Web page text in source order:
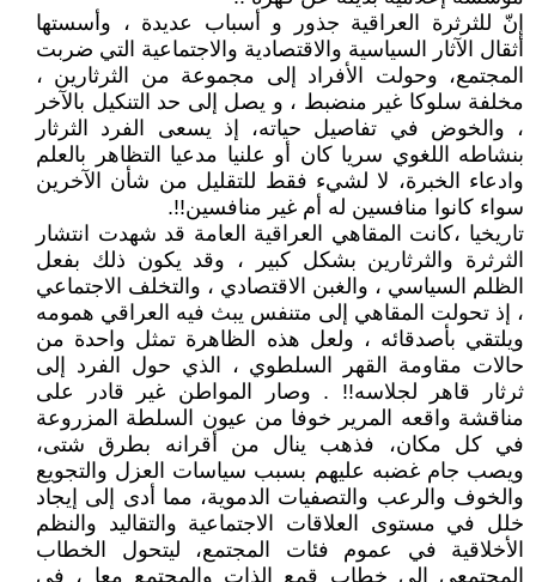
إنّ للثرثرة العراقية جذور و أسباب عديدة ، وأسستها
أثقال الآثار السياسية والاقتصادية والاجتماعية التي ضربت
المجتمع، وحولت الأفراد إلى مجموعة من الثرثارين ،
مخلفة سلوكا غير منضبط ، و يصل إلى حد التنكيل بالآخر
، والخوض في تفاصيل حياته، إذ يسعى الفرد الثرثار
بنشاطه اللغوي سريا كان أو علنيا مدعيا التظاهر بالعلم
وادعاء الخبرة، لا لشيء فقط للتقليل من شأن الآخرين
سواء كانوا منافسين له أم غير منافسين!!.
تاريخيا ،كانت المقاهي العراقية العامة قد شهدت انتشار
الثرثرة والثرثارين بشكل كبير ، وقد يكون ذلك بفعل
الظلم السياسي ، والغبن الاقتصادي ، والتخلف الاجتماعي
، إذ تحولت المقاهي إلى متنفس يبث فيه العراقي همومه
ويلتقي بأصدقائه ، ولعل هذه الظاهرة تمثل واحدة من
حالات مقاومة القهر السلطوي ، الذي حول الفرد إلى
ثرثار قاهر لجلاسه!! . وصار المواطن غير قادر على
مناقشة واقعه المرير خوفا من عيون السلطة المزروعة
في كل مكان، فذهب ينال من أقرانه بطرق شتى،
ويصب جام غضبه عليهم بسبب سياسات العزل والتجويع
والخوف والرعب والتصفيات الدموية، مما أدى إلى إيجاد
خلل في مستوى العلاقات الاجتماعية والتقاليد والنظم
الأخلاقية في عموم فئات المجتمع، ليتحول الخطاب
المجتمعي إلى خطاب قمع الذات والمجتمع معا ، في